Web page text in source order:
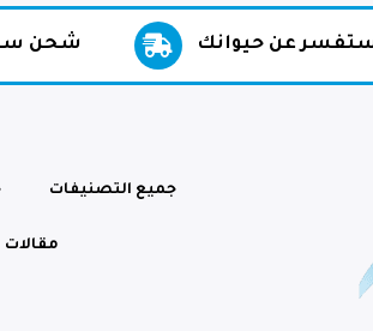
عن حيوانك شحن
جميع التصنيفات
مقالات